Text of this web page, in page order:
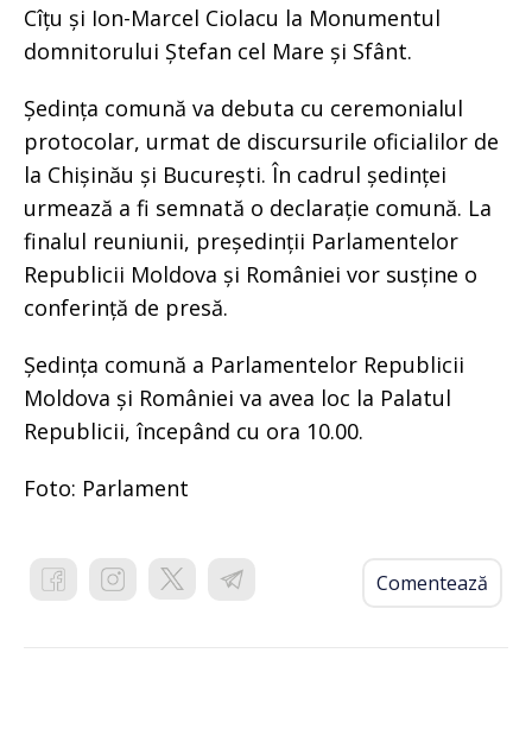
Cîțu și Ion-Marcel Ciolacu la Monumentul
domnitorului Ștefan cel Mare și Sfânt.
Ședința comună va debuta cu ceremonialul
protocolar, urmat de discursurile oficialilor de
la Chișinău și București. În cadrul ședinței
urmează a fi semnată o declarație comună. La
finalul reuniunii, președinții Parlamentelor
Republicii Moldova și României vor susține o
conferință de presă.
Ședința comună a Parlamentelor Republicii
Moldova și României va avea loc la Palatul
Republicii, începând cu ora 10.00.
Foto: Parlament
Comentează